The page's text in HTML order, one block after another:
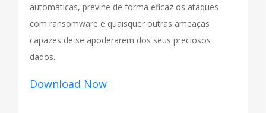
automáticas, previne de forma eficaz os ataques
com ransomware e quaisquer outras ameaças
capazes de se apoderarem dos seus preciosos
dados.
Download Now